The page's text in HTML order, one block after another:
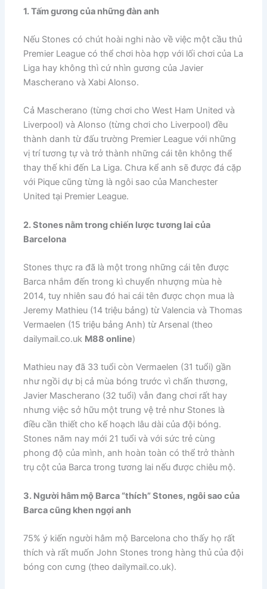
1. Tấm gương của những đàn anh
​Nếu Stones có chút hoài nghi nào về việc một cầu thủ
Premier League có thể chơi hòa hợp với lối chơi của La
Liga hay không thì cứ nhìn gương của Javier
Mascherano và Xabi Alonso.
Cả Mascherano (từng chơi cho West Ham United và
Liverpool) và Alonso (từng chơi cho Liverpool) đều
thành danh từ đấu trường Premier League với những
vị trí tương tự và trở thành những cái tên không thể
thay thế khi đến La Liga. Chưa kể anh sẽ được đá cặp
với Pique cũng từng là ngôi sao của Manchester
United tại Premier League.
2. Stones nằm trong chiến lược tương lai của
Barcelona
​Stones thực ra đã là một trong những cái tên được
Barca nhắm đến trong kì chuyển nhượng mùa hè
2014, tuy nhiên sau đó hai cái tên được chọn mua là
Jeremy Mathieu (14 triệu bảng) từ Valencia và Thomas
Vermaelen (15 triệu bảng Anh) từ Arsenal (theo ​
dailymail.co.uk M88 online)
Mathieu nay đã 33 tuổi còn Vermaelen (31 tuổi) gần
như ngồi dự bị cả mùa bóng trước vì chấn thương,
Javier Mascherano (32 tuổi) vẫn đang chơi rất hay
nhưng việc sở hữu một trung vệ trẻ như Stones là
điều cần thiết cho kế hoạch lâu dài của đội bóng.
Stones năm nay mới 21 tuổi và với sức trẻ cùng
phong độ của mình, anh hoàn toàn có thể trở thành
trụ cột của Barca trong tương lai nếu được chiêu mộ.
3. Người hâm mộ Barca “thích” Stones, ngôi sao của
Barca cũng khen ngợi anh
​75% ý kiến người hâm mộ Barcelona cho thấy họ rất
thích và rất muốn John Stones trong hàng thủ của đội
bóng con cưng (theo ​dailymail.co.uk).